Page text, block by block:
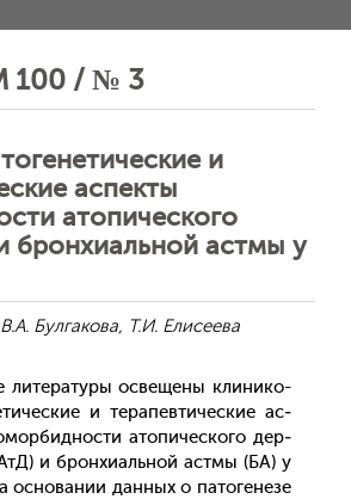
100 / № 3
и
аспекты
атопического
бронхиальной астмы у
Булгакова, Т.И. Елисеева
ли­тера­туры ос­ве­щены кли­нико-
и те­рапев­ти­чес­кие ас­
ато­пичес­ко­го дер­
и брон­хи­аль­ной ас­тмы (БА) у
ос­но­вании дан­ных о па­тоге­незе